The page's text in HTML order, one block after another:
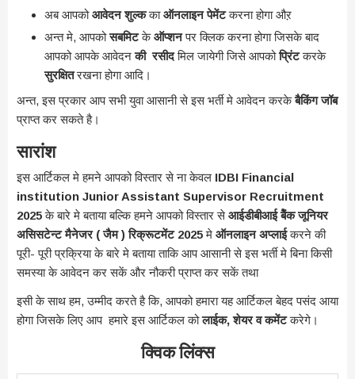
अब आपकोआवेदन शुल्ककाऑनलाइन पेमेंटकरना होगा औऱ
अन्त मे, आपकोसबमिटकेऑप्शनपर क्लिक करना होगा जिसके बाद
आपको आपके आवेदनकी रसीदमिल जायेगी जिसे आपकोप्रिंटकरके
सुरक्षितरखना होगा आदि।
अन्त, इस प्रकार आप सभी युवा आसानी से इस भर्ती मे आवेदन करकेबैकिंग जॉब
प्राप्त कर सकते है।
सारांश
इस आर्टिकल मे हमने आपको विस्तार से ना केवल IDBI Financial
institution Junior Assistant Supervisor Recruitment
2025के बारे मे बताया बल्कि हमने आपको विस्तार सेआईडीबीआई बैेंक जूनियर
असिसटेन्ट मैनेजर ( जैम ) रिक्रूटमेंट 2025मे ऑनलाइन अप्लाईकरने की
पूरी- पूरी प्रक्रिया के बारे मे बताया ताकि आप आसानी से इस भर्ती मे बिना किसी
समस्या के आवेदन कर सकें और नौकरी प्राप्त कर सकें तथा
इसी के साथ हम, उम्मीद करते है कि, आपको हमारा यह आर्टिकल बेहद पसंद आया
होगा जिसके लिए आप हमारे इस आर्टिकल कोलाईक, शेयर व कमेंटकरेगे।
क्विक लिंक्स